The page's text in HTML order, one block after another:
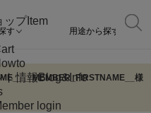
ップItem
ト情報Blog&Info
login
す 用途から探す
__MEMBER_FIRSTNAME__ 様